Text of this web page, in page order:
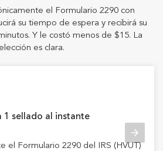
el Formulario 2290 con
su tiempo de espera y recibirá su
Y le costó menos de $15. La
elección es clara.
1 sellado al instante
el Formulario 2290 del IRS (HVUT)